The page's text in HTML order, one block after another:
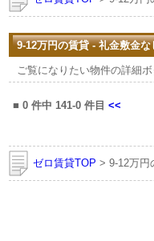
9-12万円の賃貸 - 礼金敷金
ご覧になりたい物件の詳細
■ 0 件中 141-0 件目 <<
ゼロ賃貸TOP > 9-12万円